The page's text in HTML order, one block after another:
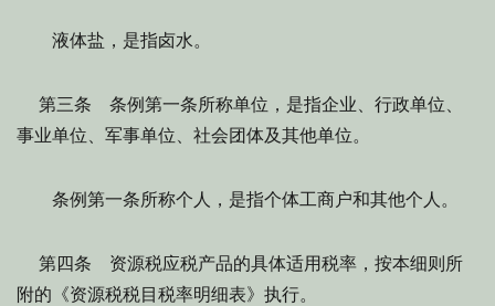
液体盐，是指卤水。
第三条 条例第一条所称单位，是指企业、行政单位、
事业单位、军事单位、社会团体及其他单位。
条例第一条所称个人，是指个体工商户和其他个人。
第四条 资源税应税产品的具体适用税率，按本细则所
附的《资源税税目税率明细表》执行。